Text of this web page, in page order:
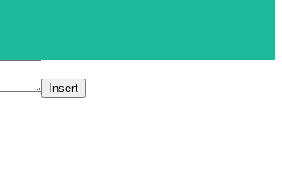
Insert